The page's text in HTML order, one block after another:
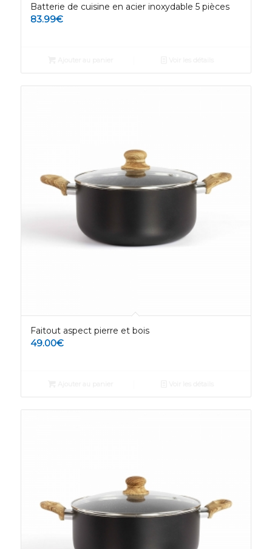
Batterie de cuisine en acier inoxydable 5 pièces
83.99€
Faitout aspect pierre et bois
49.00€